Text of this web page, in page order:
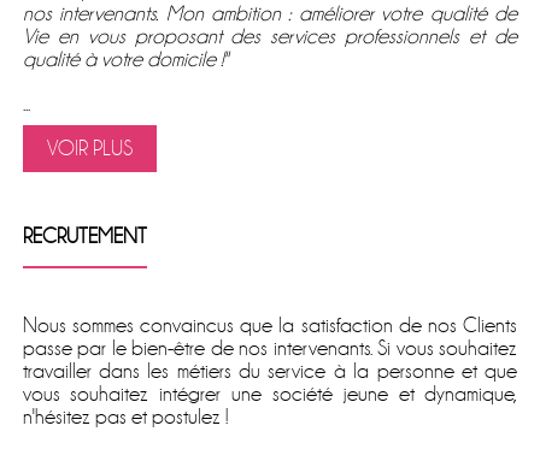
nos intervenants. Mon ambition : améliorer votre qualité de
Vie en vous proposant des services professionnels et de
qualité à votre domicile !''
...
VOIR PLUS
RECRUTEMENT
Nous sommes convaincus que la satisfaction de nos Clients
passe par le bien-être de nos intervenants. Si vous souhaitez
travailler dans les métiers du service à la personne et que
vous souhaitez intégrer une société jeune et dynamique,
n'hésitez pas et postulez !